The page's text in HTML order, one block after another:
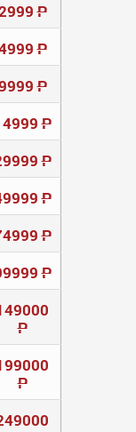
Р
Р
Р
Р
Р
Р
Р
Р
Р
Р